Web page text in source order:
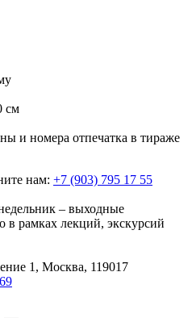
см
и номера отпечатка в тираже
нам: +7 (903) 795 17 55
– выходные
рамках лекций, экскурсий
1, Москва, 119017